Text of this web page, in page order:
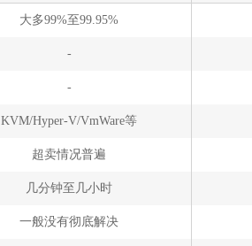
大多99%至99.95%
-
-
KVM/Hyper-V/VmWare等
超卖情况普遍
几分钟至几小时
一般没有彻底解决